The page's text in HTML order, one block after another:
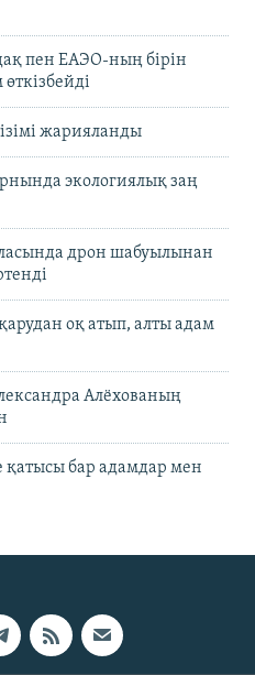
пен ЕАЭО-ның бірін
жарияланды
экологиялық заң
дрон шабуылынан
оқ атып, алты адам
Алёхованың
қатысы бар адамдар мен